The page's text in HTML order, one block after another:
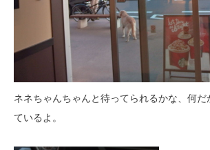
ネネちゃんちゃんと待ってられるかな、何だ
ているよ。